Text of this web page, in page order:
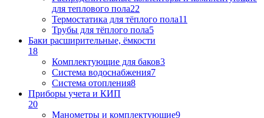
для теплового пола22
Термостатика для тёплого пола11
Трубы для тёплого пола5
Баки расширительные, ёмкости
18
Комплектующие для баков3
Система водоснабжения7
Система отопления8
Приборы учета и КИП
20
Манометры и комплектующие9